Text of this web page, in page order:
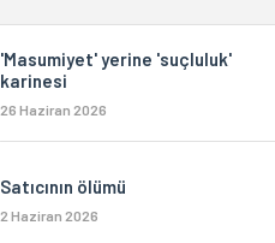
'Masumiyet' yerine 'suçluluk'
karinesi
26 Haziran 2026
Satıcının ölümü
2 Haziran 2026